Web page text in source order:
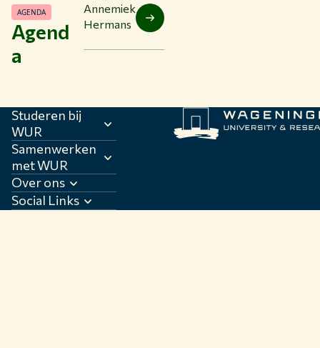
Agend
a
AGENDA
Annemiek
Hermans
Studeren bij
WUR
Samenwerken
met WUR
Over ons
Social Links